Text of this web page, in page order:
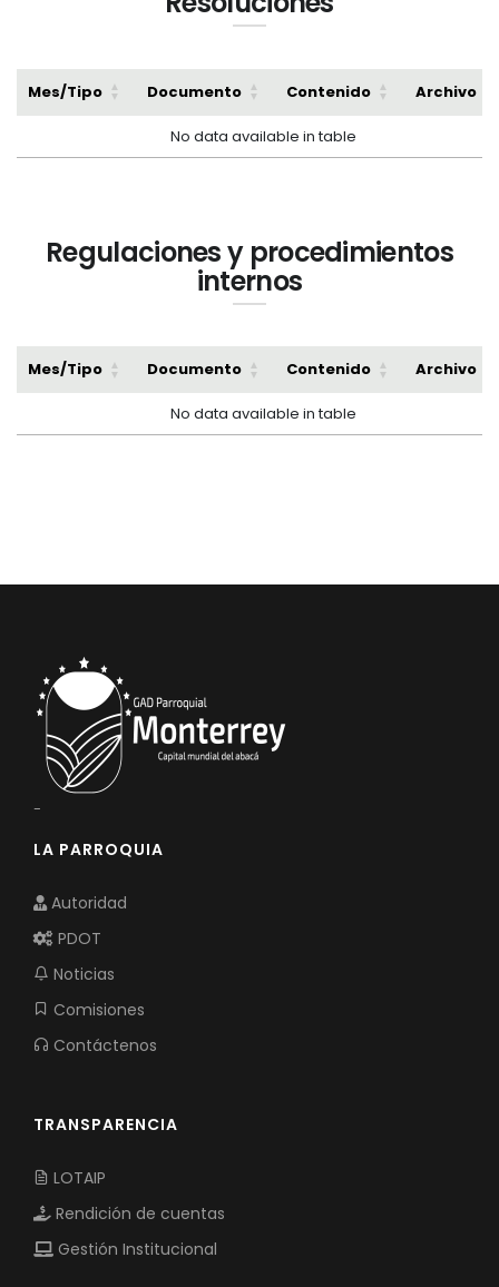
Mes/Tipo Documento Contenido Archivo
No data available in table
Regulaciones y procedimientos
internos
Mes/Tipo Documento Contenido Archivo
No data available in table
-
LA PARROQUIA
Autoridad
PDOT
Noticias
Comisiones
Contáctenos
TRANSPARENCIA
LOTAIP
Rendición de cuentas
Gestión Institucional